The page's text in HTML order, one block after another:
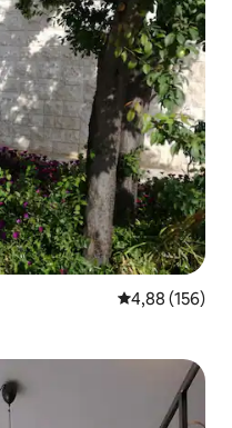
Priemerné
4,88 (156)